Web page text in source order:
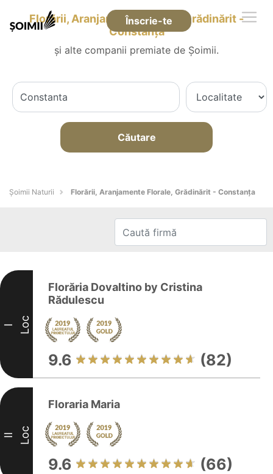
Înscrie-te
Florării, Aranjamente Florale, Grădinărit -
Constanţa
și alte companii premiate de Șoimii.
Căutare
Şoimii Naturii Florării, Aranjamente Florale, Grădinărit - Constanţa
I Loc
Florăria Dovaltino by Cristina
Rădulescu
9.6 (82)
II Loc
Floraria Maria
9.6 (66)